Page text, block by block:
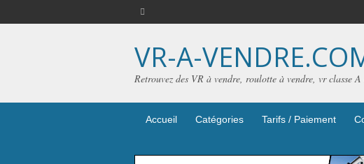
VR-A-
Retrouvez des VR à vendre, roulotte à vendre, vr classe
Accueil Catégories Tarifs / Paiement